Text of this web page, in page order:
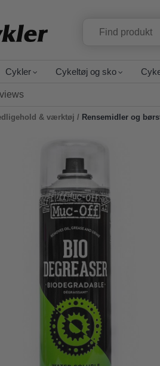
Cykler Cykeltøj og sko
& værktøj / Rensemidler og